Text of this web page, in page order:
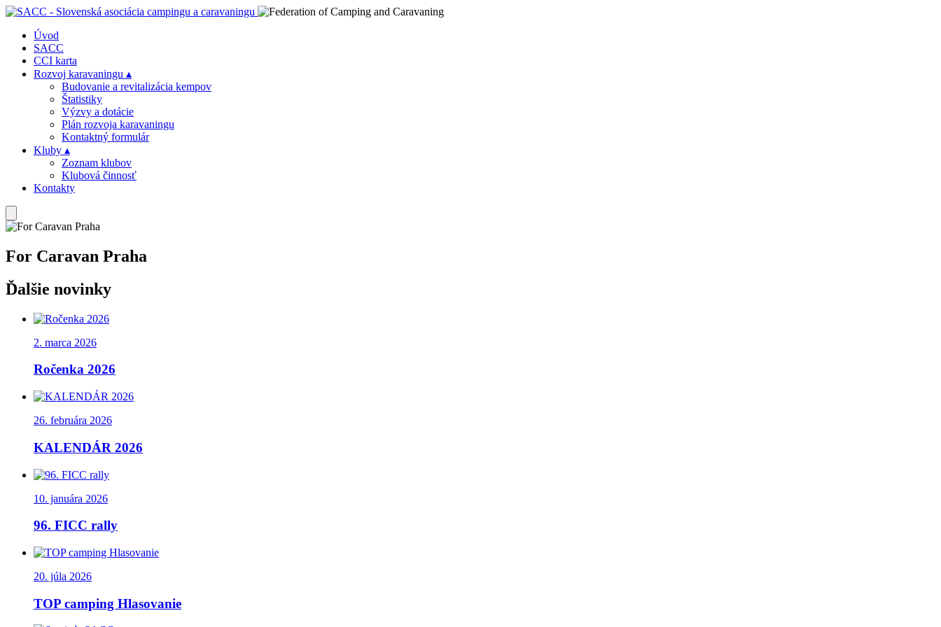
Úvod
SACC
CCI karta
Rozvoj karavaningu ▴
Budovanie a revitalizácia kempov
Štatistiky
Výzvy a dotácie
Plán rozvoja karavaningu
Kontaktný formulár
Kluby ▴
Zoznam klubov
Klubová činnosť
Kontakty
For Caravan Praha
Ďalšie novinky
2. marca 2026
Ročenka 2026
26. februára 2026
KALENDÁR 2026
10. januára 2026
96. FICC rally
20. júla 2026
TOP camping Hlasovanie